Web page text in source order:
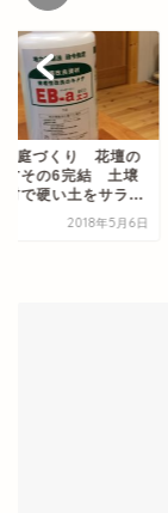
ものおにぎりがしっ
系ふりかけでグレー
ップ
2020年4月20日